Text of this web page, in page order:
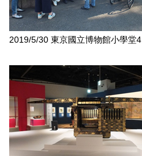
2019/5/30 東京國立博物館小學堂4